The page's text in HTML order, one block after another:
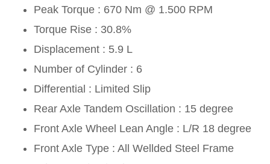
Peak Torque : 670 Nm @ 1.500 RPM
Torque Rise : 30.8%
Displacement : 5.9 L
Number of Cylinder : 6
Differential : Limited Slip
Rear Axle Tandem Oscillation : 15 degree
Front Axle Wheel Lean Angle : L/R 18 degree
Front Axle Type : All Wellded Steel Frame